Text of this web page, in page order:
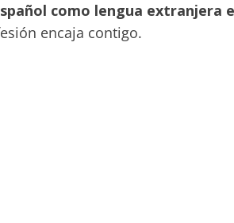
como lengua extranjera
encaja contigo.